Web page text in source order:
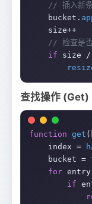
// 插入新条
    bucket.
    size++
// 检查是否
if size /
查找操作 (Get)
function get
    index =
bucket =
for entry
if